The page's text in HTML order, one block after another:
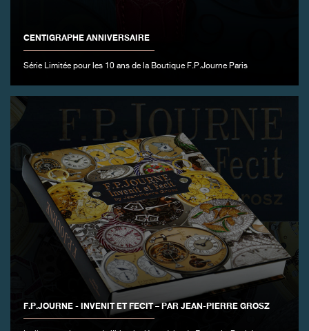
CENTIGRAPHE ANNIVERSAIRE
Série Limitée pour les 10 ans de la Boutique F.P.Journe Paris
F.P.JOURNE - INVENIT ET FECIT – PAR JEAN-PIERRE GROSZ
FAUX
FAUX